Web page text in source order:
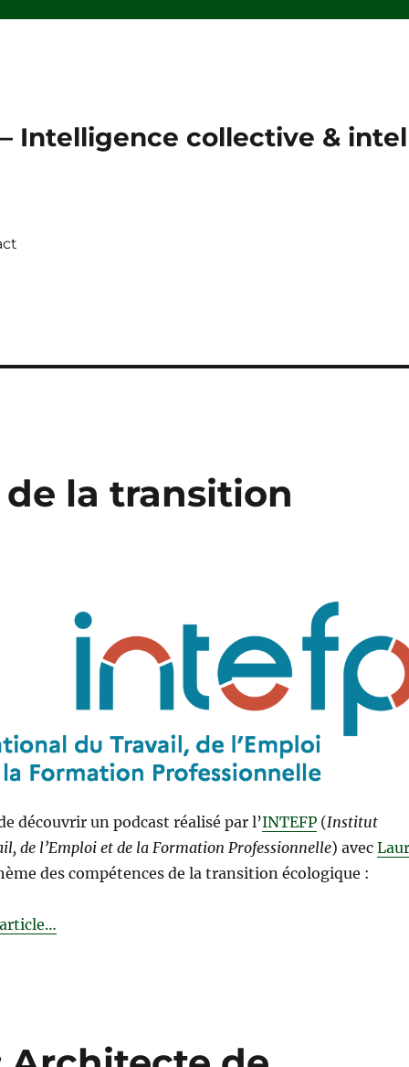
Intelligence collective &
la transition
découvrir un podcast réalisé par l’INTEFP(Institut
de l’Emploi et de la Formation Professionnelle) avec
des compétences de la transition écologique :